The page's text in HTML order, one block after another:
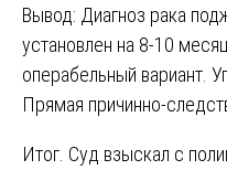
Вывод: Диагноз рака
установлен на 8-10
операбельный вариант.
Прямая причинно-
Итог. Суд взыскал с